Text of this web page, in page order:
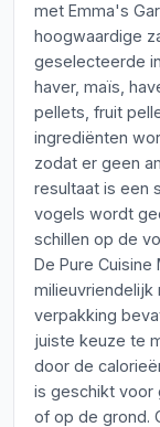
met Emma's
hoogwaardige
geselecteerde
haver, maïs,
pellets, fruit
ingrediënten
zodat er geen
resultaat is een
vogels wordt
schillen op de
De Pure Cuisine
milieuvriendelijk
verpakking
juiste keuze te
door de
is geschikt voor
of op de grond.